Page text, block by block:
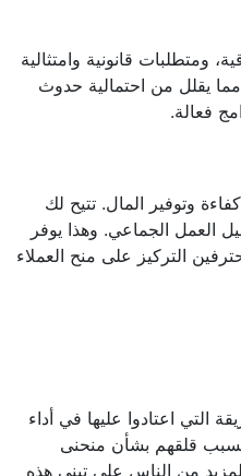
ومتطلبات قانونية وامتثالية
يقلل من احتمالية حدوث
فعالة.
وتوفير المال. تتيح لك
العمل الجماعي. وهذا يوفر
التركيز على منح العملاء
التي اعتادوا عليها في أداء
بسبب قلقهم بشأن منحنى
من الناس على تبني هذه